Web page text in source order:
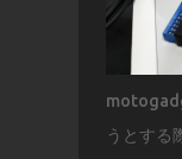
うとする